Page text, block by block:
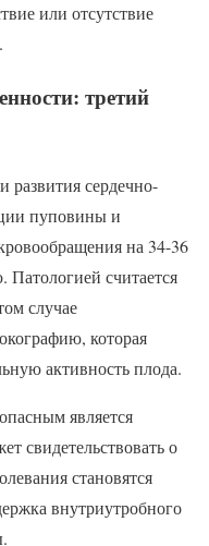
или отсутствие
третий
развития сердечно-
пуповины и
на 34-36
Патологией считается
случае
которая
активность плода.
является
свидетельствовать о
становятся
внутриутробного